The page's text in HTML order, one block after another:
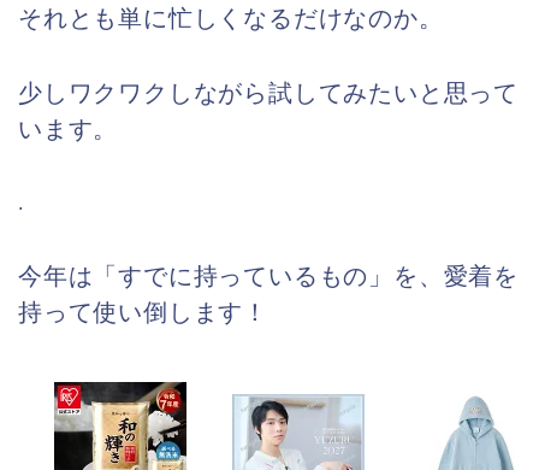
それとも単に忙しくなるだけなのか。
少しワクワクしながら試してみたいと思って
います。
.
今年は「すでに持っているもの」を、愛着を
持って使い倒します！